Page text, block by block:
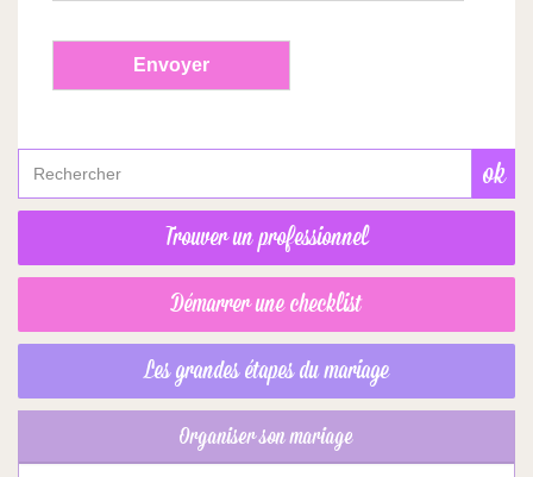
Trouver un professionnel
Démarrer une checklist
Les grandes étapes du mariage
Organiser son mariage